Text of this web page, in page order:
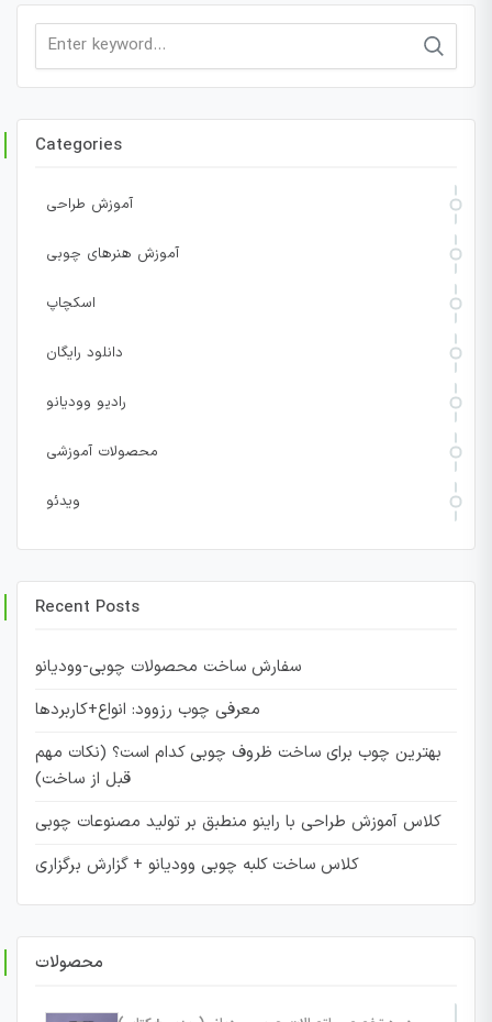
Search
Categories
آموزش طراحی
آموزش هنرهای چوبی
اسکچاپ
دانلود رایگان
رادیو وودیانو
محصولات آموزشی
ویدئو
Recent Posts
سفارش ساخت محصولات چوبی-وودیانو
معرفی چوب رزوود: انواع+کاربردها
بهترین چوب برای ساخت ظروف چوبی کدام است؟ (نکات مهم
قبل از ساخت)
کلاس آموزش طراحی با راینو منطبق بر تولید مصنوعات چوبی
کلاس ساخت کلبه چوبی وودیانو + گزارش برگزاری
محصولات